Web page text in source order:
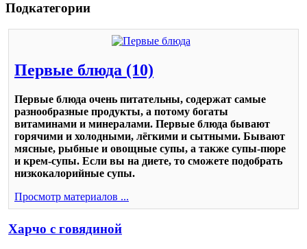
Подкатегории
Первые блюда (10)
Первые блюда очень питательны, содержат самые
разнообразные продукты, а потому богаты
витаминами и минералами. Первые блюда бывают
горячими и холодными, лёгкими и сытными. Бывают
мясные, рыбные и овощные супы, а также супы-пюре
и крем-супы. Если вы на диете, то сможете подобрать
низкокалорийные супы.
Просмотр материалов ...
Харчо с говядиной